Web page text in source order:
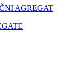
AGREGAT